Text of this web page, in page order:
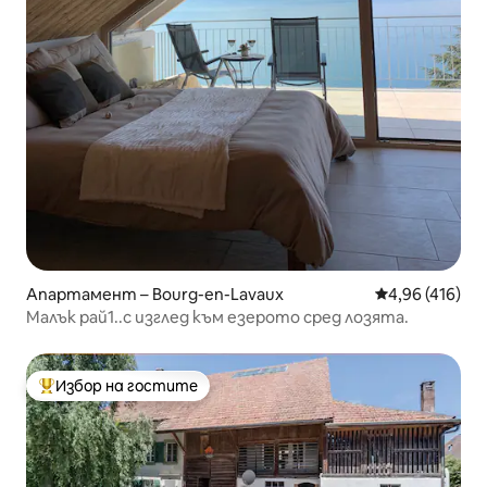
Апартамент – Bourg-en-Lavaux Средна
4,96 (416)
Малък рай1..с изглед към езерото сред лозята.
Най-популярен избор на гостите
Избор на гостите